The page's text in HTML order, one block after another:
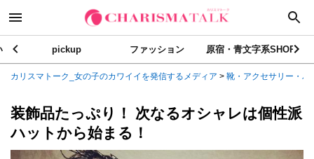
pickup ファッション 原宿・青文字系SHOP
カリスマトーク_女の子のカワイイを発信するメディア > 靴・アクセサリー・バ
装飾品たっぷり！ 次なるオシャレは個性派
ハットから始まる！